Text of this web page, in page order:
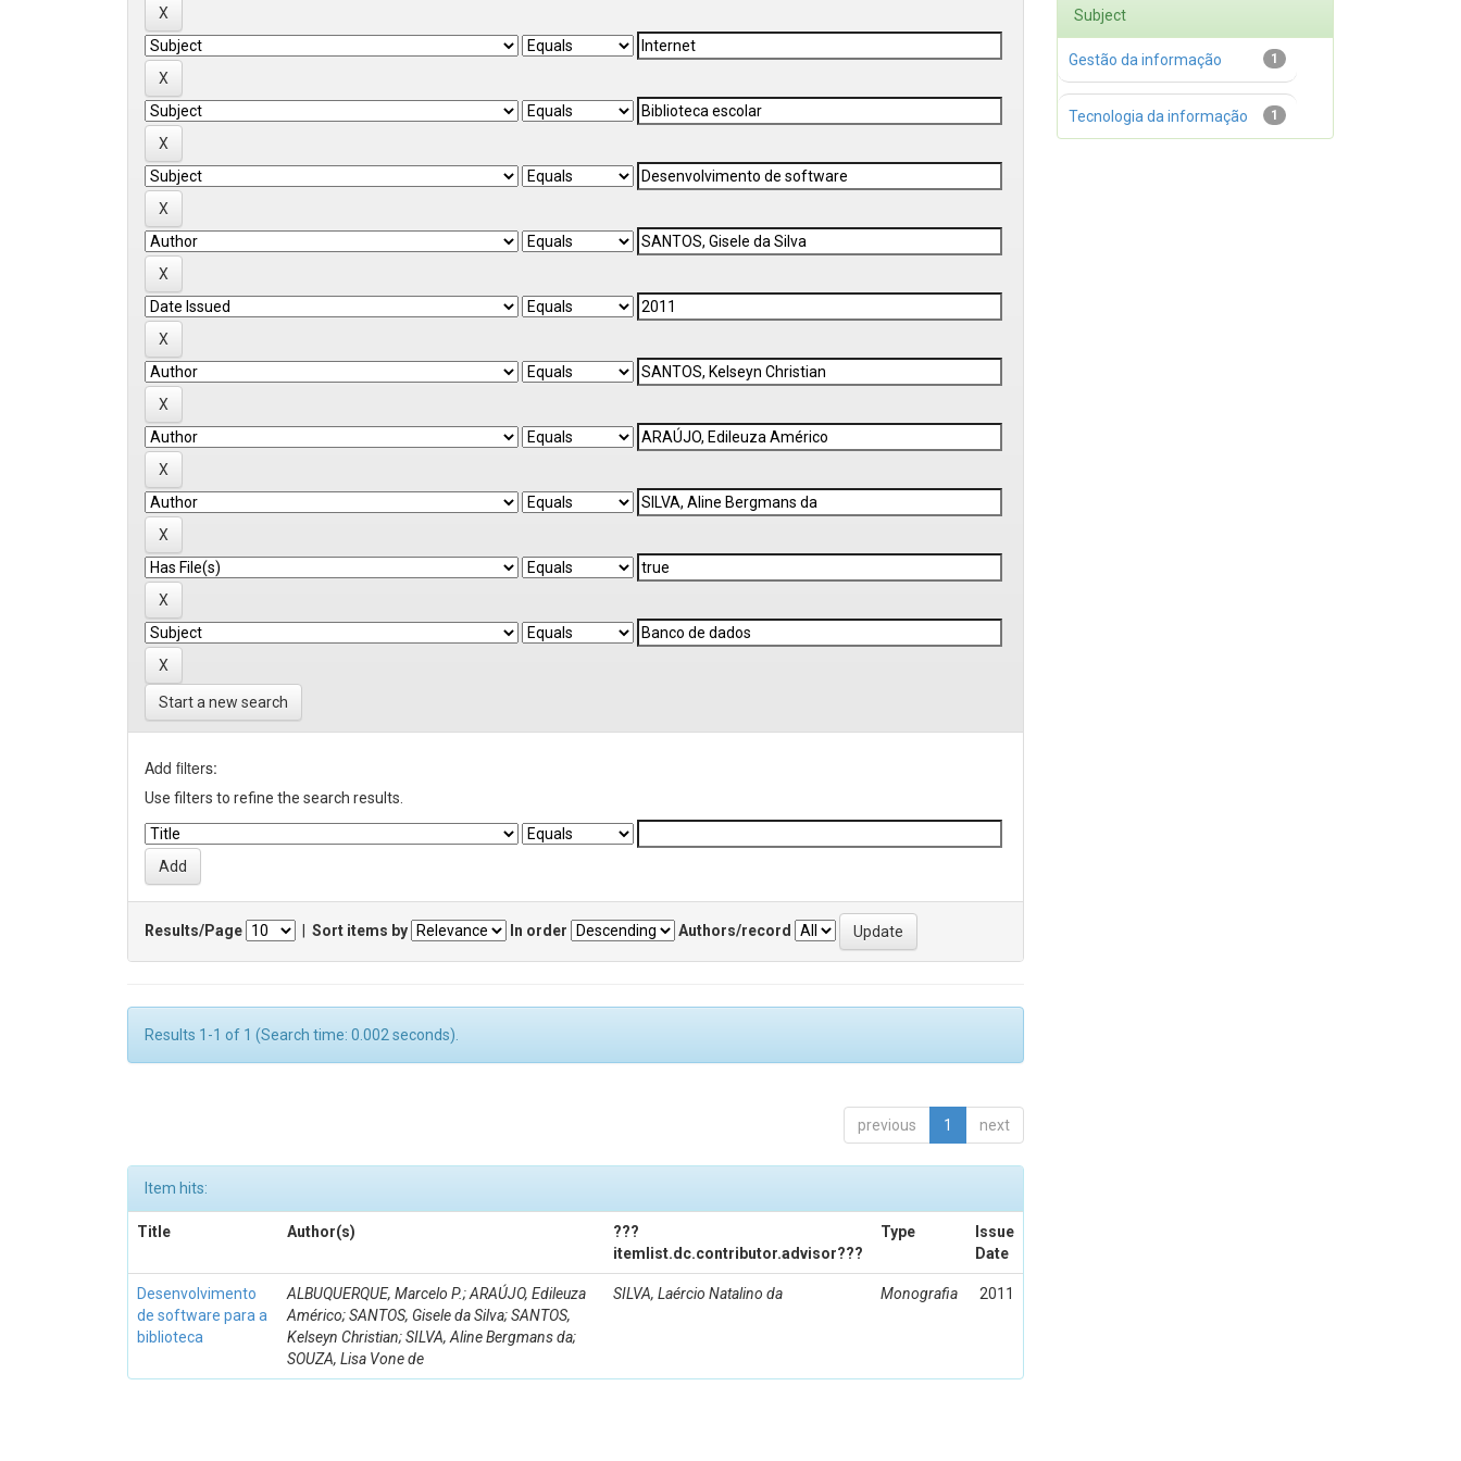
Start a new search
Add filters:
Use filters to refine the search results.
Results/Page Sort items by In order Authors/record
Results 1-1 of 1 (Search time: 0.002 seconds).
previous 1 next
Item hits:
Title Author(s)
???
itemlist.dc.contributor.advisor???
Type
Issue
Date
Desenvolvimento
de software para a
biblioteca
ALBUQUERQUE, Marcelo P.; ARAÚJO, Edileuza
Américo; SANTOS, Gisele da Silva; SANTOS,
Kelseyn Christian; SILVA, Aline Bergmans da;
SOUZA, Lisa Vone de
SILVA, Laércio Natalino da Monografia 2011
Subject
1
Gestão da informação
1
Tecnologia da informação